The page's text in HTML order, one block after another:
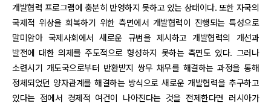
개발협력 프로그램에 충분히 반영하지 못하고 있는 상태이다. 또한 자국의
국제적 위상을 회복하기 위한 측면에서 개발협력이 진행되는 특성으로
말미암아 국제사회에서 새로운 규범을 제시하고 개발협력의 개선과
발전에 대한 의제를 주도적으로 형성하지 못하는 측면도 있다. 그러나
소련시기 개도국으로부터 반환받지 쌍무 채무를 해결하는 과정을 통해
정체되었던 양자관계를 해결하는 방식으로 새로운 개발협력을 추구하고
있다는 점에서 경제적 여건이 나아진다는 것을 전제한다면 러시아가